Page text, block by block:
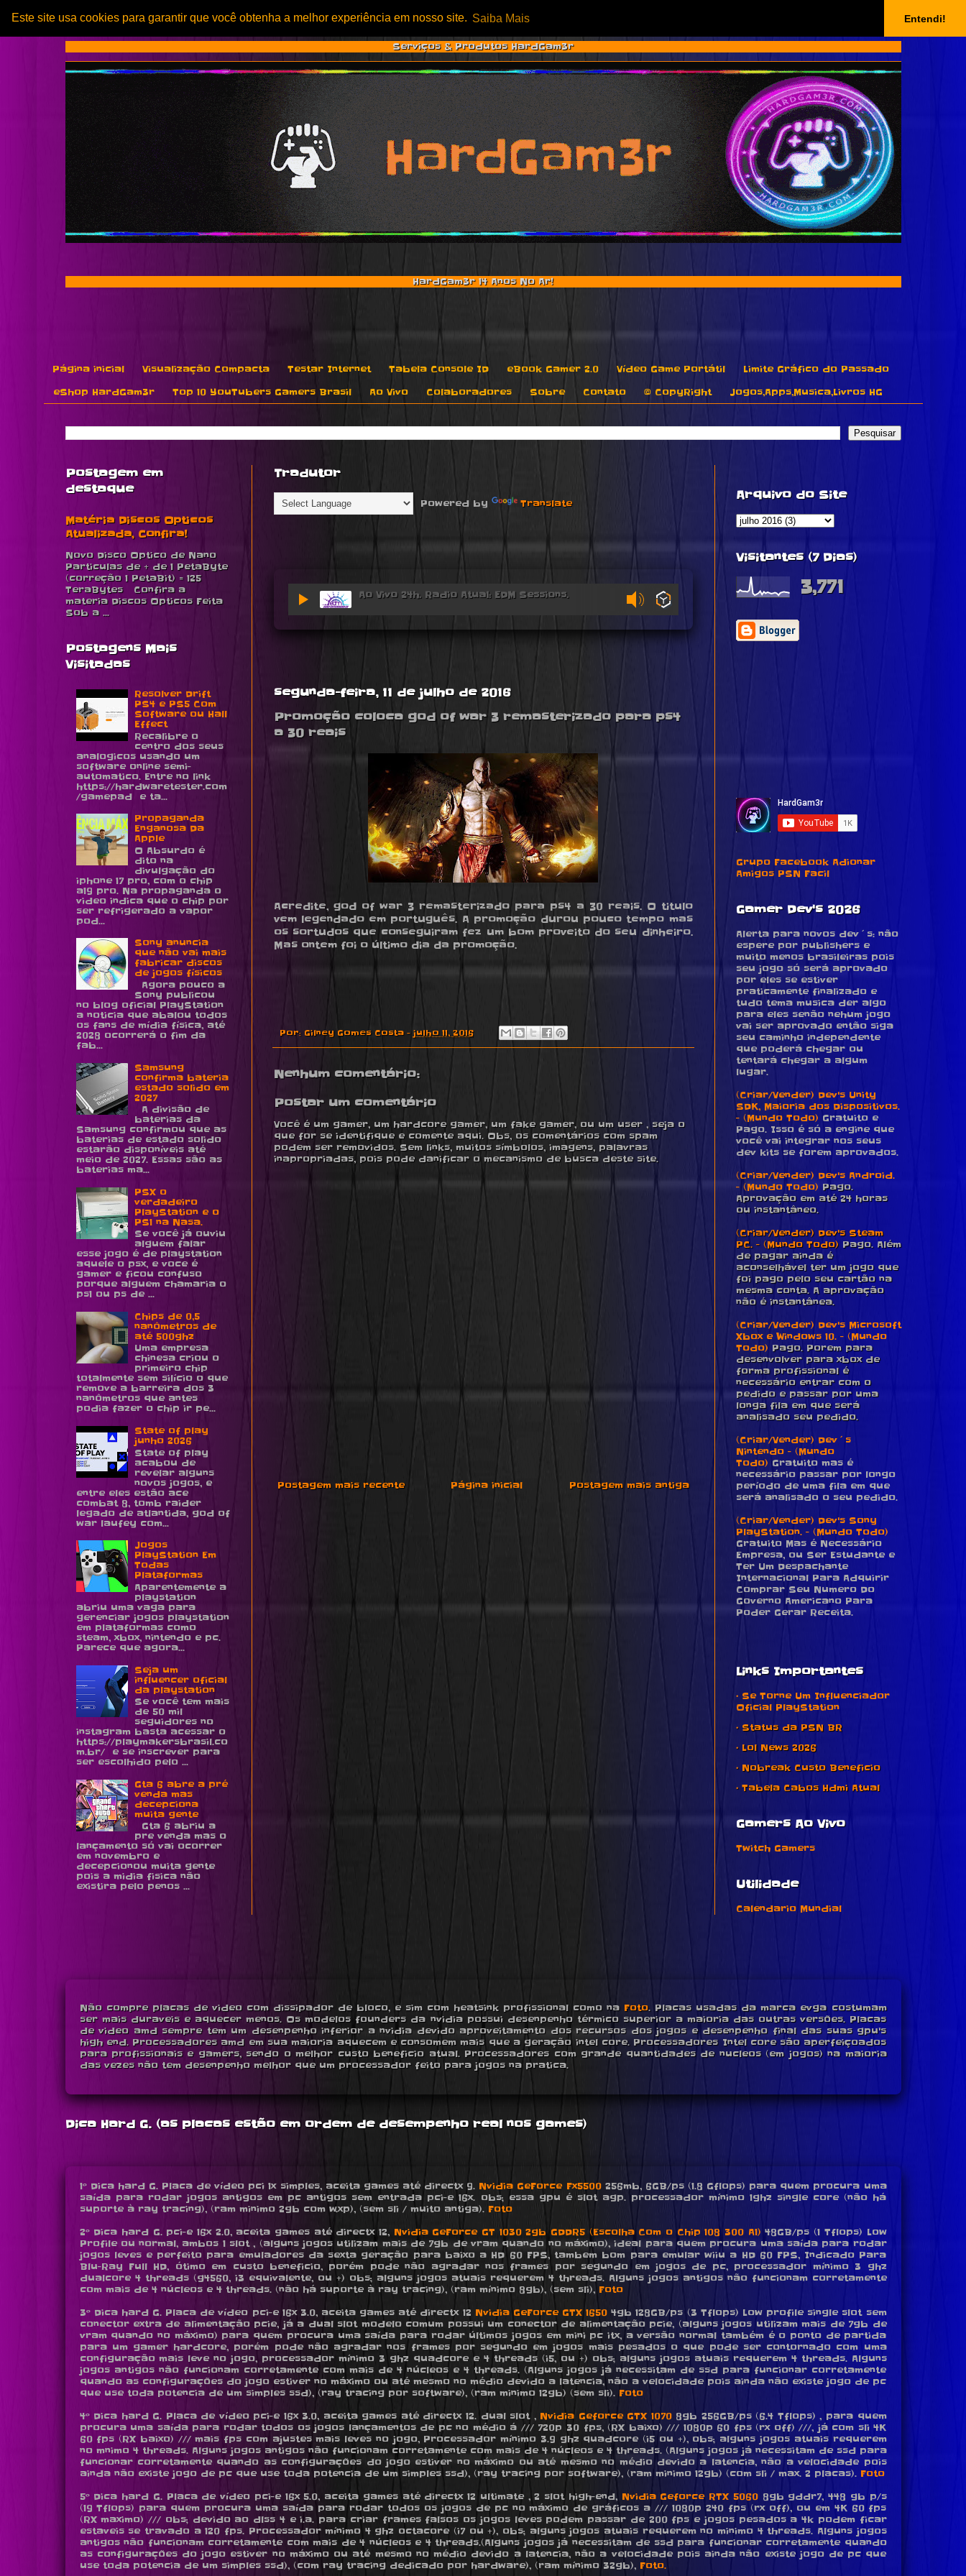
Este site usa cookies para garantir que você obtenha a melhor experiência em nosso site. Saiba Mais Entendi!
Serviços & Produtos HardGam3r
HardGam3r 14 Anos No Ar!
Página inicial Visualização Compacta Testar Internet Tabela Console ID eBook Gamer 2.0 Vídeo Game Portátil
Limite Gráfico do Passado
eShop HardGam3r
Top 10 YouTubers Gamers Brasil Ao Vivo Colaboradores Sobre Contato © CopyRight Jogos,Apps,Musica,Livros HG
Tradutor
Powered by Translate
Ao Vivo 24h. Radio Atual: EDM Sessions.
segunda-feira, 11 de julho de 2016
Promoção coloca god of war 3 remasterizado para ps4
a 30 reais
Acredite, god of war 3 remasterizado para ps4 a 30 reais. O titulo
vem legendado em português. A promoção durou pouco tempo mas
os sortudos que conseguiram fez um bom proveito do seu dinheiro.
Mas ontem foi o último dia da promoção.
Por: Gilney Gomes Costa - julho 11, 2016
Nenhum comentário:
Postar um comentário
Você é um gamer, um hardcore gamer, um fake gamer, ou um user , seja o
que for se identifique e comente aqui. Obs, os comentários com spam
podem ser removidos. Sem links, muitos símbolos, imagens, palavras
inapropriadas, pois pode danificar o mecanismo de busca deste site.
Postagem mais recente Postagem mais antiga
Página inicial
Postagem em
destaque
Matéria Discos Opticos
Atualizada, Confira!
Novo Disco Optico de Nano
Particulas de + de 1 PetaByte
(correção 1 PetaBit) = 125
TeraBytes Confira a
materia Discos Opticos Feita
Sob a ...
Postagens Mais
Visitadas
Resolver Drift
PS4 e PS5 Com
Software ou Hall
Effect
Recalibre o
centro dos seus
analogicos usando um
software online semi-
automatico. Entre no link
https://hardwaretester.com
/gamepad e ta...
Propaganda
Enganosa Da
Apple
O Absurdo é
dito na
divulgação do
iphone 17 pro, com o chip
a19 pro. Na propaganda o
video indica que o chip por
ser refrigerado a vapor
pod...
Sony anuncia
que não vai mais
fabricar discos
de jogos físicos
Agora pouco a
Sony publicou
no blog oficial PlayStation
a noticia que abalou todos
os fans de mídia física, até
2028 ocorrerá o fim da
fab...
Samsung
confirma bateria
estado solido em
2027
A divisão de
baterias da
Samsung confirmou que as
baterias de estado solido
estarão disponíveis até
meio de 2027. Essas são as
baterias ma...
PSX o
verdadeiro
PlayStation e o
PS1 na Nasa.
Se você já ouviu
alguem falar
esse jogo é de playstation
aquele o psx, e voce é
gamer e ficou confuso
porque alguem chamaria o
ps1 ou ps de ...
Chips de 0,5
nanômetros de
até 500ghz
Uma empresa
chinesa criou o
primeiro chip
totalmente sem silício o que
remove a barreira dos 3
nanômetros que antes
podia fazer o chip ir pe...
State of play
junho 2026
State of play
acabou de
revelar alguns
novos jogos, e
entre eles estão ace
combat 8, tomb raider
legado de atlantida, god of
war laufey com...
Jogos
PlayStation Em
Todas
Plataformas
Aparentemente a
playstation
abriu uma vaga para
gerenciar jogos playstation
em plataformas como
steam, xbox, nintendo e pc.
Parece que agora...
Seja um
influencer oficial
da playstation
Se você tem mais
de 50 mil
seguidores no
instagram basta acessar o
https://playmakersbrasil.co
m.br/ e se inscrever para
ser escolhido pelo ...
Gta 6 abre a pré
venda mas
decepciona
muita gente
Gta 6 abriu a
pre venda mas o
lançamento só vai ocorrer
em novembro e
decepcionou muita gente
pois a midia fisica não
existira pelo penos ...
Arquivo do Site
Visitantes (7 Dias)
3,771
Grupo Facebook Adionar
Amigos PSN Facil
Gamer Dev's 2026
Alerta para novos dev´s: não
espere por publishers e
muito menos brasileiras pois
seu jogo só será aprovado
por eles se estiver
praticamente finalizado e
tudo tema musica der algo
para eles senão nehum jogo
vai ser aprovado então siga
seu caminho independente
que poderá chegar ou
tentará chegar a algum
lugar.
(Criar/Vender) Dev's Unity
SDK, Maioria dos Dispositivos.
- (Mundo Todo) Gratuito e
Pago. Isso é só a engine que
você vai integrar nos seus
dev kits se forem aprovados.
(Criar/Vender) Dev's Android.
- (Mundo Todo) Pago.
Aprovação em até 24 horas
ou instantâneo.
(Criar/Vender) Dev's Steam
PC. - (Mundo Todo) Pago. Além
de pagar ainda é
aconselhável ter um jogo que
foi pago pelo seu cartão na
mesma conta. A aprovação
não é instantânea.
(Criar/Vender) Dev's Microsoft
Xbox e Windows 10. - (Mundo
Todo) Pago. Porem para
desenvolver para xbox de
forma profissional é
necessário entrar com o
pedido e passar por uma
longa fila em que será
analisado seu pedido.
(Criar/Vender) Dev´s
Nintendo - (Mundo
Todo) Gratuito mas é
necessário passar por longo
período de uma fila em que
será analisado o seu pedido.
(Criar/Vender) Dev's Sony
PlayStation. - (Mundo Todo)
Gratuito Mas é Necessário
Empresa, ou Ser Estudante e
Ter Um Despachante
Internacional Para Adquirir
Comprar Seu Numero Do
Governo Americano Para
Poder Gerar Receita.
Links Importantes
• Se Torne Um Influenciador
Oficial PlayStation
• Status da PSN BR
• Lol News 2026
• Nobreak Custo Beneficio
• Tabela Cabos Hdmi Atual
Gamers Ao Vivo
Twitch Gamers
Utilidade
Calendario Mundial
Não compre placas de video com dissipador de bloco, e sim com heatsink profissional como na Foto. Placas usadas da marca evga costumam
ser mais duraveis e aquecer menos. Os modelos founders da nvidia possui desenpenho térmico superior a maioria das outras versões. Placas
de video amd sempre tem um desenpenho inferior a nvidia devido aproveitamento dos recursos dos jogos e desenpenho final das suas gpu's
high end. Processadores amd em sua maioria aquecem e consomem mais que a geração intel core. Processadores Intel core são aperfeiçoados
para profissionais e gamers, sendo o melhor custo beneficio atual. Processadores com grande quantidades de nucleos (em jogos) na maioria
das vezes não tem desenpenho melhor que um processador feito para jogos na pratica.
Dica Hard G. (as placas estão em ordem de desempenho real nos games)
1º Dica hard G. Placa de vídeo pci 1x simples, aceita games até directx 9. Nvidia GeForce Fx5500256mb, 6GB/ps (1.8 Gflops) para quem procura uma
saída para rodar jogos antigos em pc antigos sem entrada pci-e 16x. obs; essa gpu é slot agp. processador mínimo 1ghz single core (não há
suporte à ray tracing), (ram minimo 2gb com w.xp), (sem sli / muito antiga). Foto
2º Dica hard G. pci-e 16x 2.0, aceita games até directx 12, Nvidia GeForce GT 1030 2gb GDDR5 (Escolha Com o Chip 108 300 A1) 48GB/ps (1 Tflops) Low
Profile ou normal, ambos 1 slot , (alguns jogos utilizam mais de 7gb de vram quando no máximo), ideal para quem procura uma saída para rodar
jogos leves e perfeito para emuladores da sexta geração para baixo a HD 60 FPS, tambem bom para emular wiiu a HD 60 FPS, Indicado Para
Blu-Ray Full HD, ótimo em custo beneficio, porém pode não agradar nos frames por segundo em jogos de pc, processador mínimo 3 ghz
dualcore 4 threads (g4560, i3 equivalente, ou +) obs; alguns jogos atuais requerem 4 threads. Alguns jogos antigos não funcionam corretamente
com mais de 4 núcleos e 4 threads. (não há suporte à ray tracing), (ram mínimo 8gb), (sem sli), Foto
3º Dica hard G. Placa de vídeo pci-e 16x 3.0, aceita games até directx 12 Nvidia GeForce GTX 1650 4gb 128GB/ps (3 Tflops) Low profile single slot sem
conector extra de alimentação pcie, já a dual slot modelo comum possui um conector de alimentação pcie, (alguns jogos utilizam mais de 7gb de
vram quando no máximo) para quem procura uma saída para rodar últimos jogos em mini pc itx, a versão normal também é o ponto de partida
para um gamer hardcore, porém pode não agradar nos frames por segundo em jogos mais pesados o que pode ser contornado com uma
configuração mais leve no jogo, processador mínimo 3 ghz quadcore e 4 threads (i5, ou +) obs; alguns jogos atuais requerem 4 threads. Alguns
jogos antigos não funcionam corretamente com mais de 4 núcleos e 4 threads. (Alguns jogos já necessitam de ssd para funcionar corretamente
quando as configurações do jogo estiver no máximo ou até mesmo no médio devido a latencia, não a velocidade pois ainda não existe jogo de pc
que use toda potencia de um simples ssd), (ray tracing por software), (ram minimo 12gb) (sem sli). Foto
4º Dica hard G. Placa de vídeo pci-e 16x 3.0, aceita games até directx 12. dual slot , Nvidia Geforce GTX 10708gb 256GB/ps (6.4 Tflops) , para quem
procura uma saída para rodar todos os jogos lançamentos de pc no médio á /// 720p 30 fps, (RX baixo) /// 1080p 60 fps (rx off) ///, já com sli 4K
60 fps (RX baixo) /// mais fps com ajustes mais leves no jogo, Processador mínimo 3.9 ghz quadcore (i5 ou +), obs; alguns jogos atuais requerem
no mnimo 4 threads. Alguns jogos antigos não funcionam corretamente com mais de 4 núcleos e 4 threads. (Alguns jogos já necessitam de ssd para
funcionar corretamente quando as configurações do jogo estiver no máximo ou até mesmo no médio devido a latencia, não a velocidade pois
ainda não existe jogo de pc que use toda potencia de um simples ssd), (ray tracing por software), (ram minimo 12gb) (com sli / max. 2 placas). Foto
5º Dica hard G. Placa de vídeo pci-e 16x 5.0, aceita games até directx 12 ultimate , 2 slot high-end, Nvidia Geforce RTX 50608gb gddr7, 448 gb p/s
(19 Tflops) para quem procura uma saída para rodar todos os jogos de pc no máximo de gráficos a /// 1080p 240 fps (rx off), ou em 4K 60 fps
(RX maximo) /// obs; devido ao dlss 4 e i.a. para criar frames falsos os jogos leves podem passar de 200 fps e jogos pesados a 4k podem ficar
estaveis se travado a 120 fps. Processador mínimo 4 ghz octacore (i7 ou +), obs; alguns jogos atuais requerem no minimo 4 threads. Alguns jogos
antigos não funcionam corretamente com mais de 4 núcleos e 4 threads.(Alguns jogos já necessitam de ssd para funcionar corretamente quando
as configurações do jogo estiver no máximo ou até mesmo no médio devido a latencia, não a velocidade pois ainda não existe jogo de pc que
use toda potencia de um simples ssd), (com ray tracing dedicado por hardware), (ram mínimo 32gb), Foto.